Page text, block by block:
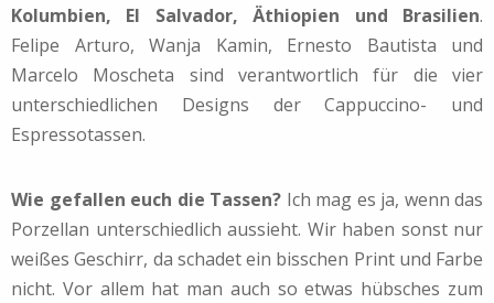
Kolumbien, El Salvador, Äthiopien und Brasilien.
Felipe Arturo, Wanja Kamin, Ernesto Bautista und
Marcelo Moscheta sind verantwortlich für die vier
unterschiedlichen Designs der Cappuccino- und
Espressotassen.
Wie gefallen euch die Tassen? Ich mag es ja, wenn das
Porzellan unterschiedlich aussieht. Wir haben sonst nur
weißes Geschirr, da schadet ein bisschen Print und Farbe
nicht. Vor allem hat man auch so etwas hübsches zum